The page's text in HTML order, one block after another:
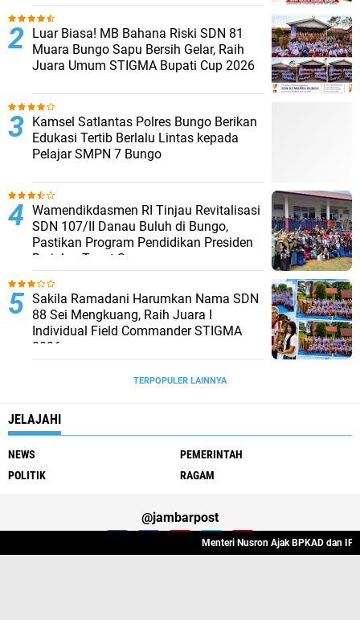
Luar Biasa! MB Bahana Riski SDN 81
Muara Bungo Sapu Bersih Gelar, Raih
Juara Umum STIGMA Bupati Cup 2026
Kamsel Satlantas Polres Bungo Berikan
Edukasi Tertib Berlalu Lintas kepada
Pelajar SMPN 7 Bungo
Wamendikdasmen RI Tinjau Revitalisasi
SDN 107/II Danau Buluh di Bungo,
Pastikan Program Pendidikan Presiden
Berjalan Tepat Sasaran
Sakila Ramadani Harumkan Nama SDN
88 Sei Mengkuang, Raih Juara I
Individual Field Commander STIGMA
2026
TERPOPULER LAINNYA
JELAJAHI
NEWS
PEMERINTAH
POLITIK
RAGAM
@jambarpost
Menteri Nusron Ajak BPKAD dan IPPAT